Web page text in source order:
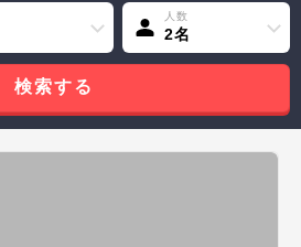
人数
2名
検索する